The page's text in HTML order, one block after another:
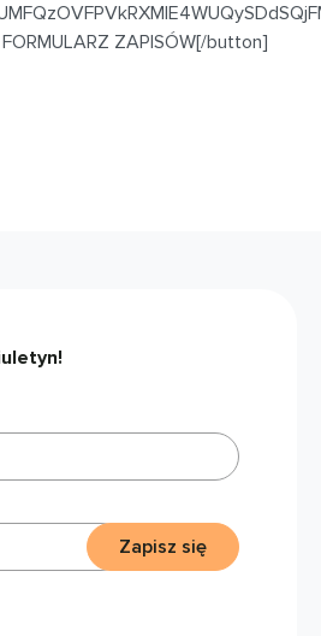
ZAPISÓW[/button]
Zapisz się